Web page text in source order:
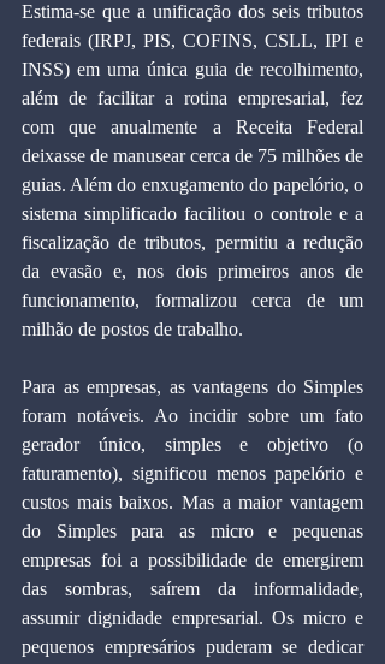
Estima-se que a unificação dos seis tributos
federais (IRPJ, PIS, COFINS, CSLL, IPI e
INSS) em uma única guia de recolhimento,
além de facilitar a rotina empresarial, fez
com que anualmente a Receita Federal
deixasse de manusear cerca de 75 milhões de
guias. Além do enxugamento do papelório, o
sistema simplificado facilitou o controle e a
fiscalização de tributos, permitiu a redução
da evasão e, nos dois primeiros anos de
funcionamento, formalizou cerca de um
milhão de postos de trabalho.
Para as empresas, as vantagens do Simples
foram notáveis. Ao incidir sobre um fato
gerador único, simples e objetivo (o
faturamento), significou menos papelório e
custos mais baixos. Mas a maior vantagem
do Simples para as micro e pequenas
empresas foi a possibilidade de emergirem
das sombras, saírem da informalidade,
assumir dignidade empresarial. Os micro e
pequenos empresários puderam se dedicar